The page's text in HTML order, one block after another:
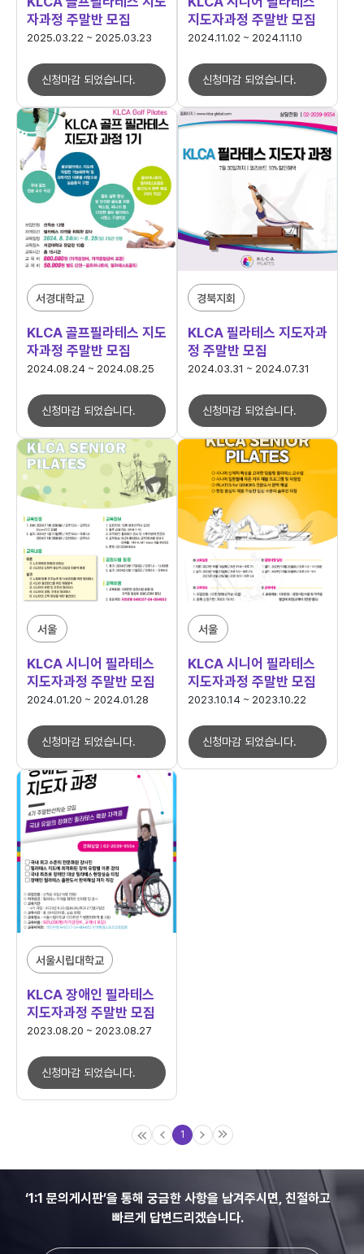
자과정 주말반 모집
2025.03.22 ~ 2025.03.23
신청마감 되었습니다.
지도자과정 주말반 모집
2024.11.02 ~ 2024.11.10
신청마감 되었습니다.
서경대학교
KLCA 골프필라테스 지도
자과정 주말반 모집
2024.08.24 ~ 2024.08.25
신청마감 되었습니다.
경북지회
KLCA 필라테스 지도자과
정 주말반 모집
2024.03.31 ~ 2024.07.31
신청마감 되었습니다.
서울
KLCA 시니어 필라테스
지도자과정 주말반 모집
2024.01.20 ~ 2024.01.28
신청마감 되었습니다.
서울
KLCA 시니어 필라테스
지도자과정 주말반 모집
2023.10.14 ~ 2023.10.22
신청마감 되었습니다.
서울시립대학교
KLCA 장애인 필라테스
지도자과정 주말반 모집
2023.08.20 ~ 2023.08.27
신청마감 되었습니다.
1
‘1:1 문의게시판’을 통해 궁금한 사항을 남겨주시면, 친절하고
빠르게 답변드리겠습니다.